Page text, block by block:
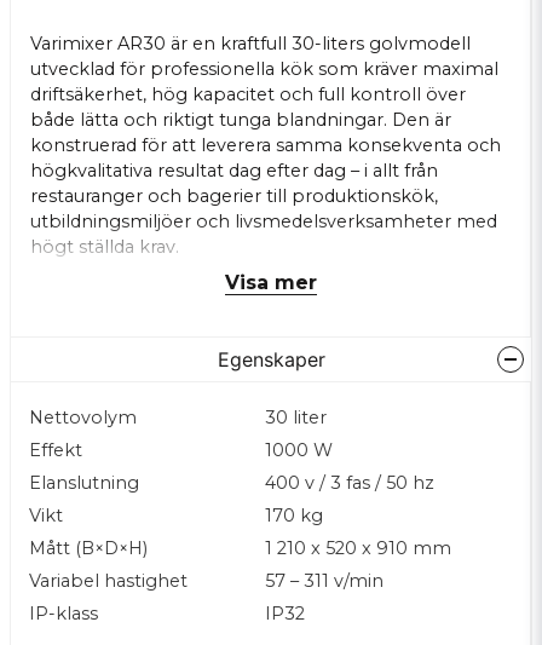
Varimixer AR30 är en kraftfull 30-liters golvmodell
utvecklad för professionella kök som kräver maximal
driftsäkerhet, hög kapacitet och full kontroll över
både lätta och riktigt tunga blandningar. Den är
konstruerad för att leverera samma konsekventa och
högkvalitativa resultat dag efter dag – i allt från
restauranger och bagerier till produktionskök,
utbildningsmiljöer och livsmedelsverksamheter med
högt ställda krav.
Maskinen kombinerar Varimixers ikoniska
solida konstruktionen – från drivlinans precision till
tillförlitliga maskinerna i sin kapacitetsklass. Det CE-
godkända plastskyddet bidrar dessutom till säker,
För en effektiv och ergonomiskt optimerad hantering
av kitteln kan AR30 utrustas med transportvagn eller
elektrisk lyftanordning. Båda alternativen skapar ett
smidigare arbetsflöde vid både påfyllning och
tömning. Den digitala timern gör det dessutom
Visa mer
Egenskaper
Nettovolym
30 liter
Effekt
1000 W
Elanslutning
400 v / 3 fas / 50 hz
Vikt
170 kg
Mått (B×D×H)
1 210 x 520 x 910 mm
Variabel hastighet
57 – 311 v/min
IP-klass
IP32